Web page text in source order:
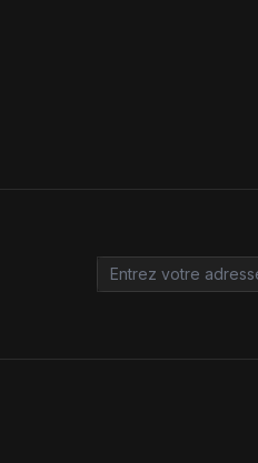
Email address